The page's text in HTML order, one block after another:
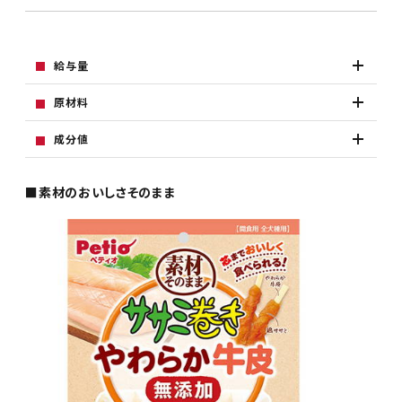
給与量
原材料
成分値
■素材のおいしさそのまま